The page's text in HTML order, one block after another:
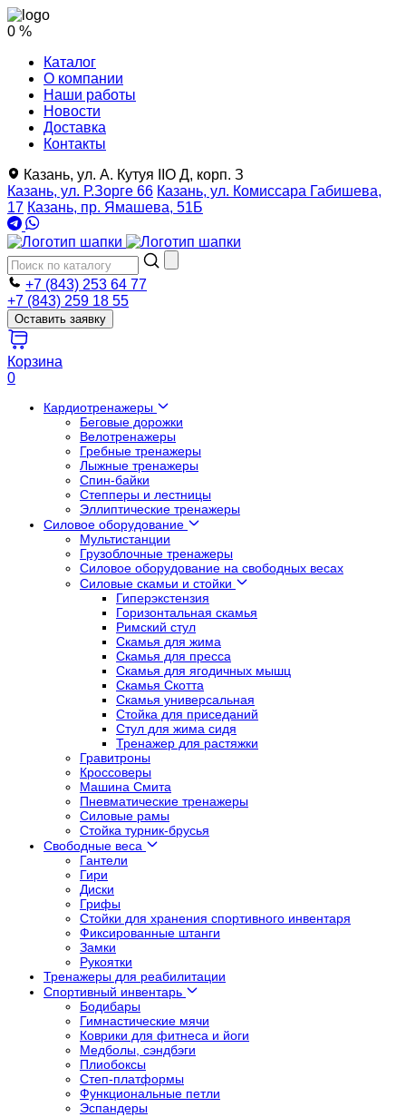
0 %
Каталог
О компании
Наши работы
Новости
Доставка
Контакты
Казань, ул. А. Кутуя IIO Д, корп. З
Казань, ул. Р.Зорге 66 Казань, ул. Комиссара Габишева,
17 Казань, пр. Ямашева, 51Б
+7 (843) 253 64 77
+7 (843) 259 18 55
Оставить заявку
Корзина
0
Кардиотренажеры
Беговые дорожки
Велотренажеры
Гребные тренажеры
Лыжные тренажеры
Спин-байки
Степперы и лестницы
Эллиптические тренажеры
Силовое оборудование
Мультистанции
Грузоблочные тренажеры
Силовое оборудование на свободных весах
Силовые скамьи и стойки
Гиперэкстензия
Горизонтальная скамья
Римский стул
Скамья для жима
Скамья для пресса
Скамья для ягодичных мышц
Скамья Скотта
Скамья универсальная
Стойка для приседаний
Стул для жима сидя
Тренажер для растяжки
Гравитроны
Кроссоверы
Машина Смита
Пневматические тренажеры
Силовые рамы
Стойка турник-брусья
Свободные веса
Гантели
Гири
Диски
Грифы
Стойки для хранения спортивного инвентаря
Фиксированные штанги
Замки
Рукоятки
Тренажеры для реабилитации
Спортивный инвентарь
Бодибары
Гимнастические мячи
Коврики для фитнеса и йоги
Медболы, сэндбэги
Плиобоксы
Степ-платформы
Функциональные петли
Эспандеры